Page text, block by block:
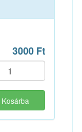
3000 Ft
Kosárba